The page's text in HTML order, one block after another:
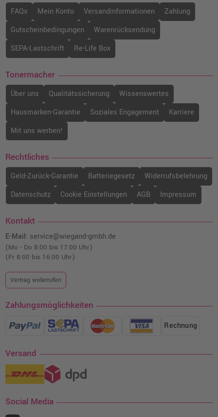
FAQs Mein Konto Versandinformationen
Zahlung
Gutscheinbedingungen
Warenrücksendung
SEPA-Lastschrift
Re-Life Box
Tonermacher
Über uns Qualitätssicherung
Wissenswertes
Hausmarken-Garantie
Soziales Engagement
Karriere
Mit uns werben!
Rechtliches
Geld-Zurück-Garantie Batteriegesetz
Widerrufsbelehrung
Datenschutz
Cookie Einstellungen AGB Impressum
Kontakt
E-Mail: service@wiegand-gmbh.de
(Mo - Do 8:00 bis 17:00 Uhr)
(Fr 8:00 bis 16:00 Uhr)
Vertrag widerrufen
Zahlungsmöglichkeiten
Rechnung
Versand
Social Media